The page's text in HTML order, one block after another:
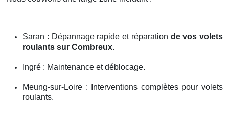
Saran : Dépannage rapide et réparation de vos volets
roulants sur Combreux.
Ingré : Maintenance et déblocage.
Meung-sur-Loire : Interventions complètes pour volets
roulants.